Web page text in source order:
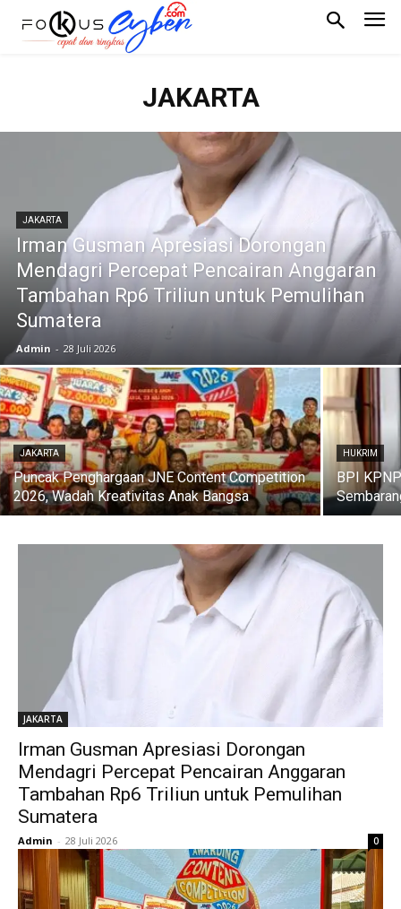
JAKARTA
JAKARTA
Irman Gusman Apresiasi Dorongan
Mendagri Percepat Pencairan Anggaran
Tambahan Rp6 Triliun untuk Pemulihan
Sumatera
Admin - 28 Juli 2026
JAKARTA
Puncak Penghargaan JNE Content Competition
2026, Wadah Kreativitas Anak Bangsa
HUKRIM
BPI
JAKARTA
Irman Gusman Apresiasi Dorongan
Mendagri Percepat Pencairan Anggaran
Tambahan Rp6 Triliun untuk Pemulihan
Sumatera
Admin - 28 Juli 2026 0